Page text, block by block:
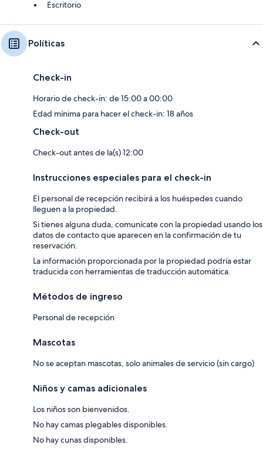
Escritorio
Políticas
Check-in
Horario de check-in: de 15:00 a 00:00
Edad mínima para hacer el check-in: 18 años
Check-out
Check-out antes de la(s) 12:00
Instrucciones especiales para el check-in
El personal de recepción recibirá a los huéspedes cuando
lleguen a la propiedad.
Si tienes alguna duda, comunícate con la propiedad usando los
datos de contacto que aparecen en la confirmación de tu
reservación.
La información proporcionada por la propiedad podría estar
traducida con herramientas de traducción automática.
Métodos de ingreso
Personal de recepción
Mascotas
No se aceptan mascotas, solo animales de servicio (sin cargo)
Niños y camas adicionales
Los niños son bienvenidos.
No hay camas plegables disponibles.
No hay cunas disponibles.